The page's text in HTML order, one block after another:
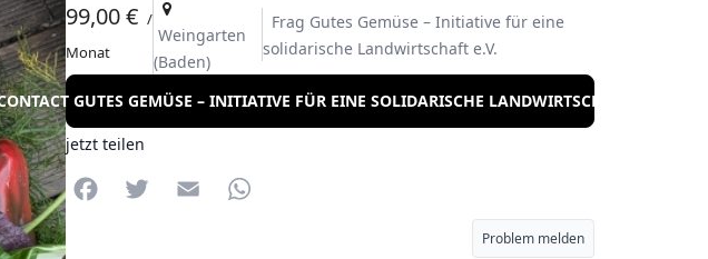
Weingarten
(Baden)
99,00 € /
Monat
Frag Gutes Gemüse – Initiative für eine
solidarische Landwirtschaft e.V.
GUTES GEMÜSE – INITIATIVE FÜR EINE SOLIDARISCHE LANDWIRTSCHAFT E.V.
jetzt teilen
FacebookTwitter Email
Problem melden